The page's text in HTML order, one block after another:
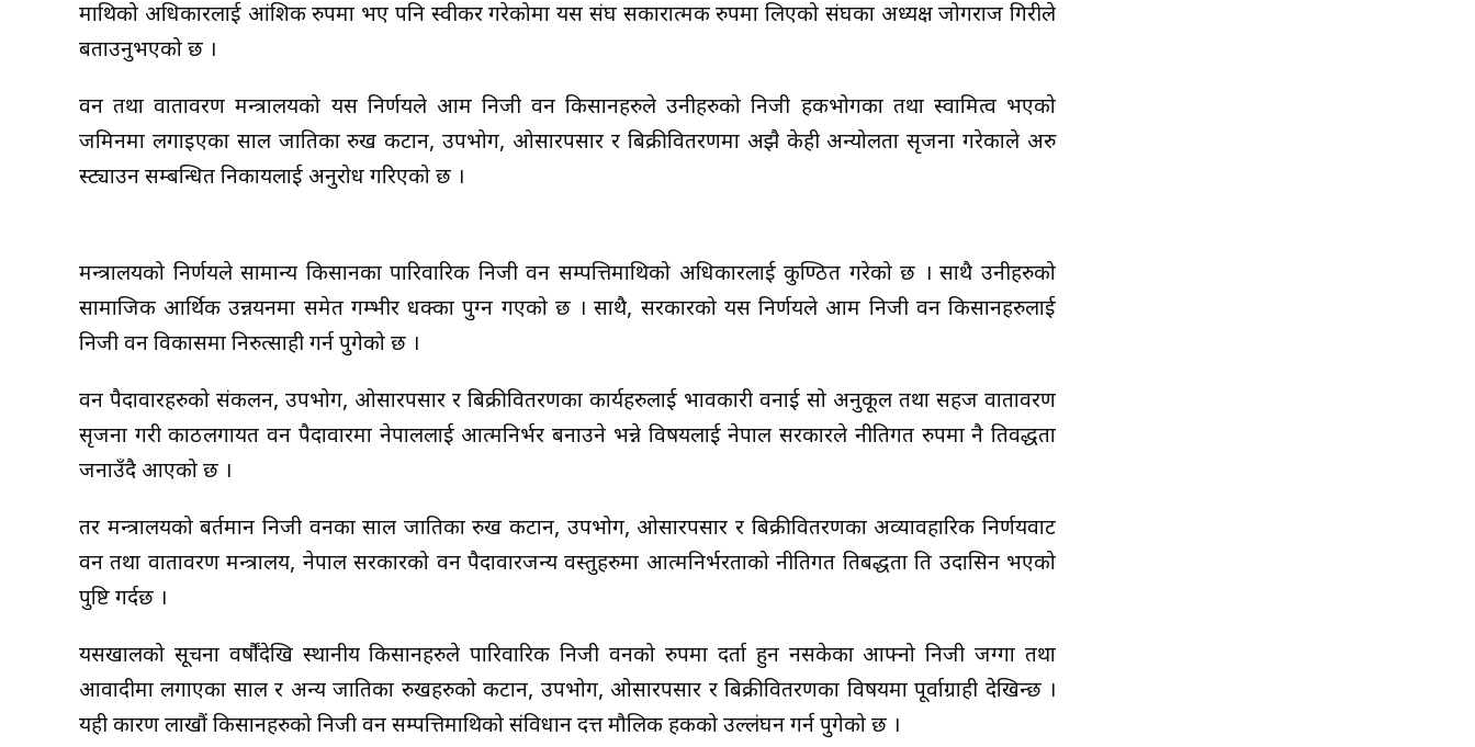
माथिको अधिकारलाई आंशिक रुपमा भए पनि स्वीकर गरेकोमा यस संघ सकारात्मक रुपमा लिएको संघका अध्यक्ष जोगराज गिरीले
बताउनुभएको छ ।
वन तथा वातावरण मन्त्रालयको यस निर्णयले आम निजी वन किसानहरुले उनीहरुको निजी हकभोगका तथा स्वामित्व भएको
जमिनमा लगाइएका साल प्रजातिका रुख कटान, उपभोग, ओसारपसार र बिक्रीवितरणमा अझै केही अन्योलता सृजना गरेकाले अरु
प्रस्ट्याउन सम्बन्धित निकायलाई अनुरोध गरिएको छ ।
मन्त्रालयको निर्णयले सामान्य किसानका पारिवारिक निजी वन सम्पत्तिमाथिको अधिकारलाई कुण्ठित गरेको छ । साथै उनीहरुको
सामाजिक आर्थिक उन्नयनमा समेत गम्भीर धक्का पुग्न गएको छ । साथै, सरकारको यस निर्णयले आम निजी वन किसानहरुलाई
निजी वन विकासमा निरुत्साही गर्न पुगेको छ ।
वन पैदावारहरुको संकलन, उपभोग, ओसारपसार र बिक्रीवितरणका कार्यहरुलाई प्रभावकारी वनाई सो अनुकूल तथा सहज वातावरण
सृजना गरी काठलगायत वन पैदावारमा नेपाललाई आत्मनिर्भर बनाउने भन्ने विषयलाई नेपाल सरकारले नीतिगत रुपमा नै प्रतिवद्धता
जनाउँदै आएको छ ।
तर मन्त्रालयको बर्तमान निजी वनका साल प्रजातिका रुख कटान, उपभोग, ओसारपसार र बिक्रीवितरणका अव्यावहारिक निर्णयवाट
वन तथा वातावरण मन्त्रालय, नेपाल सरकारको वन पैदावारजन्य वस्तुहरुमा आत्मनिर्भरताको नीतिगत प्रतिबद्धता प्रति उदासिन भएको
पुष्टि गर्दछ ।
यसखालको सूचना वर्षौंदेखि स्थानीय किसानहरुले पारिवारिक निजी वनको रुपमा दर्ता हुन नसकेका आफ्नो निजी जग्गा तथा
आवादीमा लगाएका साल र अन्य प्रजातिका रुखहरुको कटान, उपभोग, ओसारपसार र बिक्रीवितरणका विषयमा पूर्वाग्राही देखिन्छ ।
यही कारण लाखौं किसानहरुको निजी वन सम्पत्तिमाथिको संविधान प्रदत्त मौलिक हकको उल्लंघन गर्न पुगेको छ ।